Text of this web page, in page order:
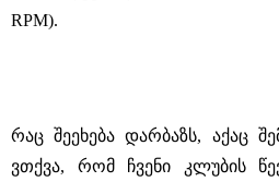
RPM).
რაც შეეხება დარბაზს, აქაც
ვთქვა, რომ ჩვენი კლუბის